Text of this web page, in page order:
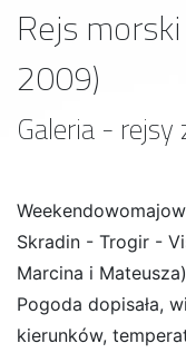
Rejs
2009)
Galeria - rejsy
Skradin - Trogir -
Marcina i
Pogoda dopisała,
kierunków,